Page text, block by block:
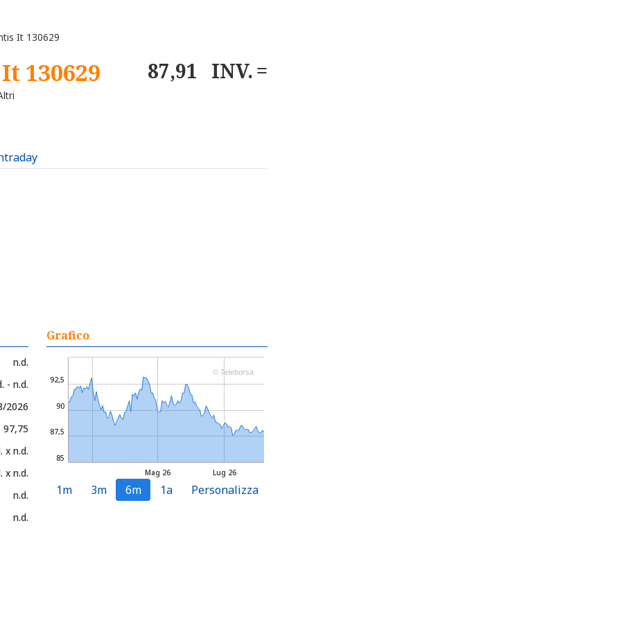
It 130629
130629 87,91 INV.
n.d.
- n.d.
2026
97,75
x n.d.
x n.d.
n.d.
n.d.
Grafico
Lug 26
Mag 26
85
87,5
90
92,5
© Teleborsa
1m 3m 6m 1a Personalizza